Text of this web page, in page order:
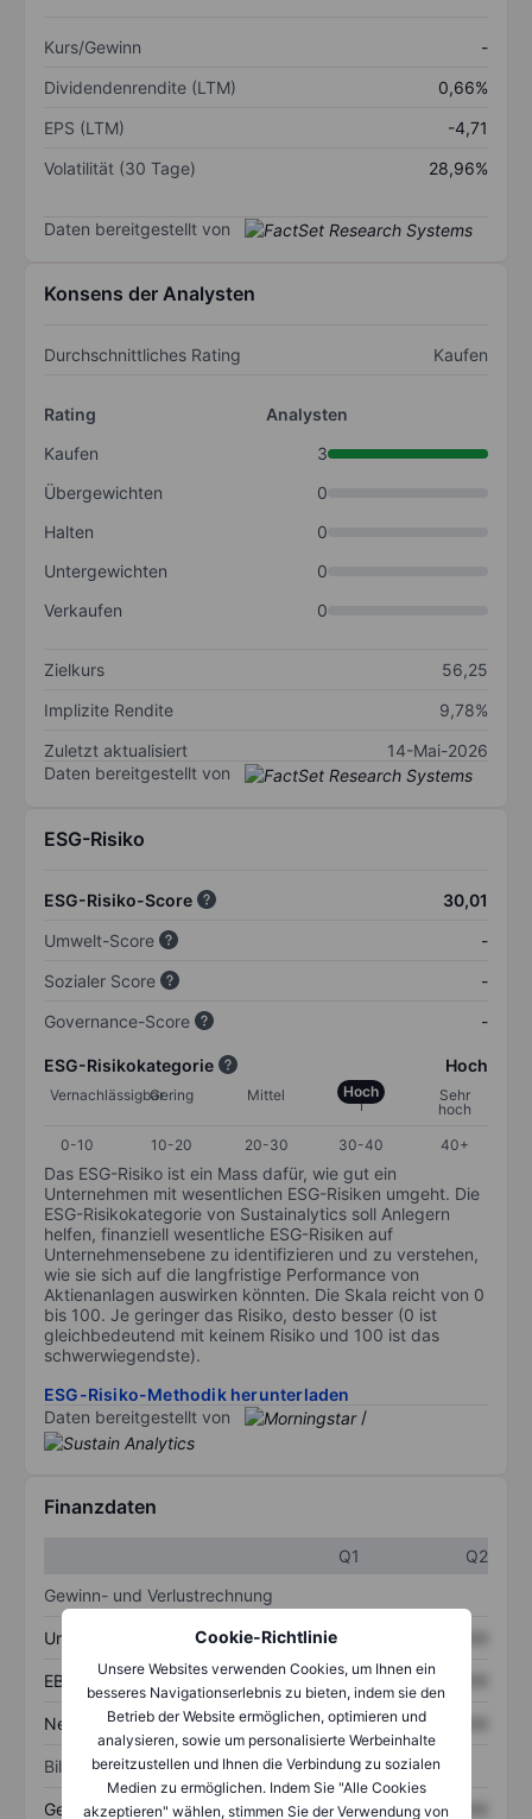
Cookie-Richtlinie
Unsere Websites verwenden Cookies, um Ihnen ein
besseres Navigationserlebnis zu bieten, indem sie den
Betrieb der Website ermöglichen, optimieren und
analysieren, sowie um personalisierte Werbeinhalte
bereitzustellen und Ihnen die Verbindung zu sozialen
Medien zu ermöglichen. Indem Sie "Alle Cookies
akzeptieren" wählen, stimmen Sie der Verwendung von
Kurs/Gewinn
-
Dividendenrendite (LTM)
0,66%
EPS (LTM)
-4,71
Volatilität (30 Tage)
28,96%
Daten bereitgestellt von
Konsens der Analysten
Durchschnittliches Rating Kaufen
Rating
Analysten
Kaufen
3
Übergewichten
0
Halten
0
Untergewichten
0
Verkaufen
0
Zielkurs
56,25
Implizite Rendite
9,78%
Zuletzt aktualisiert
14-Mai-2026
Daten bereitgestellt von
ESG-Risiko
ESG-Risiko-Score
30,01
Umwelt-Score
-
Sozialer Score
-
Governance-Score
-
ESG-Risikokategorie Hoch
VernachlässigbarGering Mittel Hoch
Sehr
hoch
0-10
10-20 20-30 30-40 40+
Das ESG-Risiko ist ein Mass dafür, wie gut ein
Unternehmen mit wesentlichen ESG-Risiken umgeht. Die
ESG-Risikokategorie von Sustainalytics soll Anlegern
helfen, finanziell wesentliche ESG-Risiken auf
Unternehmensebene zu identifizieren und zu verstehen,
wie sie sich auf die langfristige Performance von
Aktienanlagen auswirken könnten. Die Skala reicht von 0
bis 100. Je geringer das Risiko, desto besser (0 ist
gleichbedeutend mit keinem Risiko und 100 ist das
schwerwiegendste).
ESG-Risiko-Methodik herunterladen
Daten bereitgestellt von
/
Finanzdaten
Q1
Q2
Gewinn- und Verlustrechnung
Umsatz XXXXXXX
EBITDA XXXXXXX XXXXXXX
Nettoeinkommen XXXXXXX XXXXXXX
Bilanz
Gesamtvermögen XXXXXXX XXXXXXX